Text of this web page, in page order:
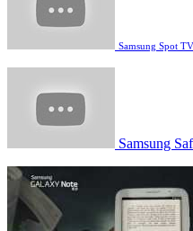
Samsung Spot
Samsung